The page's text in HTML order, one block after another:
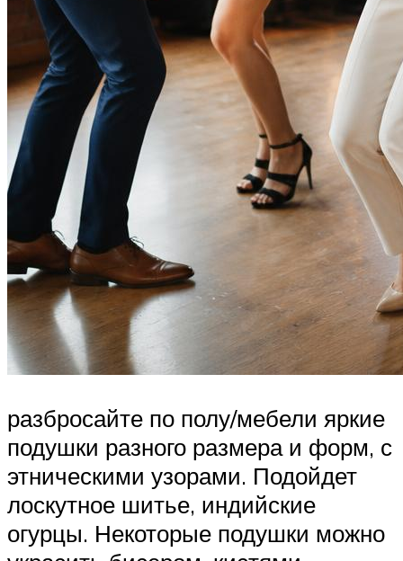
разбросайте по полу/мебели яркие
подушки разного размера и форм, с
этническими узорами. Подойдет
лоскутное шитье, индийские
огурцы. Некоторые подушки можно